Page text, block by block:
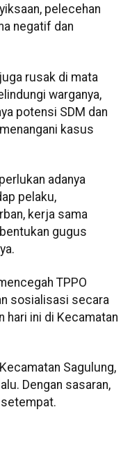
pelecehan
negatif dan
rusak di mata
warganya,
potensi SDM dan
kasus
adanya
pelaku,
kerja sama
gugus
TPPO
sosialisasi secara
hari ini di Kecamatan
Sagulung,
Dengan sasaran,